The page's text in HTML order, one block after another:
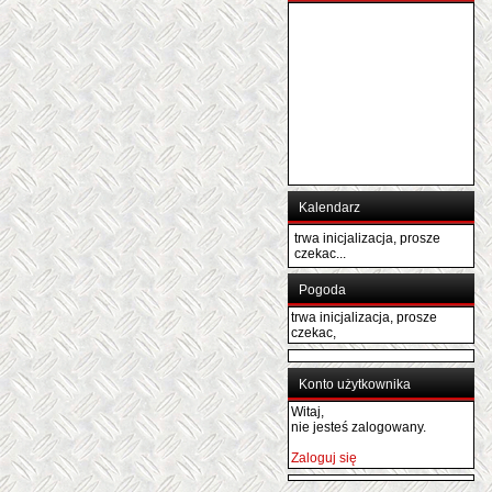
Kalendarz
trwa inicjalizacja, prosze
czekac...
Pogoda
trwa inicjalizacja, prosze
czekac,
Konto użytkownika
Witaj,
nie jesteś zalogowany.
Zaloguj się